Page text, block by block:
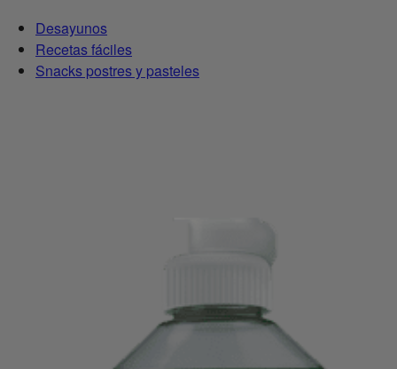
Desayunos
Recetas fáciles
Snacks postres y pasteles